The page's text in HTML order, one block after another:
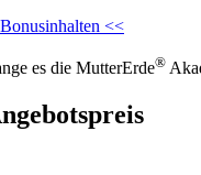
<<
es die MutterErde®